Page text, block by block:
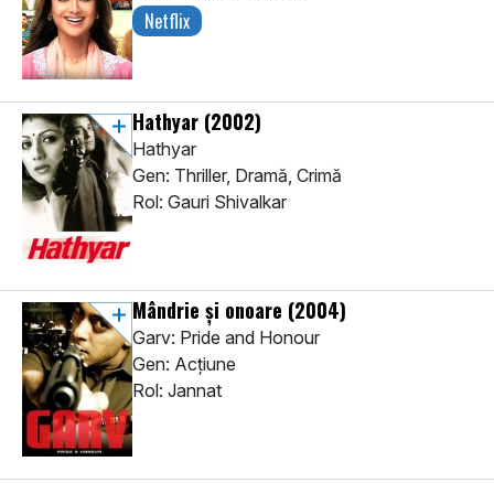
Netflix
Hathyar (2002)
Hathyar
Gen: Thriller, Dramă, Crimă
Rol: Gauri Shivalkar
Mândrie și onoare (2004)
Garv: Pride and Honour
Gen: Acţiune
Rol: Jannat